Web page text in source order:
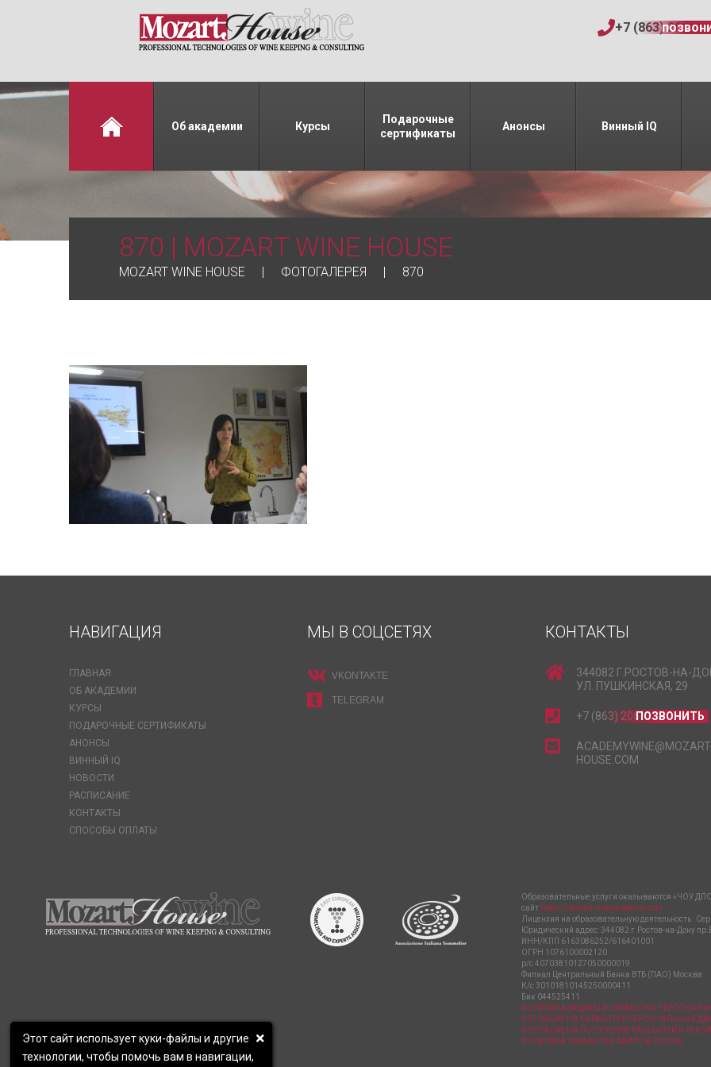
+7 (863) 206-
Об академии Курсы
Подарочные
сертификаты
Анонсы Винный IQ
870 | MOZART WINE HOUSE
MOZART WINE HOUSE ФОТОГАЛЕРЕЯ 870
НАВИГАЦИЯ
ГЛАВНАЯ
ОБ АКАДЕМИИ
КУРСЫ
ПОДАРОЧНЫЕ СЕРТИФИКАТЫ
АНОНСЫ
ВИННЫЙ IQ
НОВОСТИ
РАСПИСАНИЕ
КОНТАКТЫ
СПОСОБЫ ОПЛАТЫ
МЫ В СОЦСЕТЯХ
VKONTAKTE
TELEGRAM
КОНТАКТЫ
344082 Г.РОСТОВ-НА-
УЛ. ПУШКИНСКАЯ, 29
+7 (863) 206-15-15
ПОЗВОНИТЬ
HOUSE.COM
Образовательные услуги оказываются «ЧОУ
сайт https://mozart-wineacademy.com
Лицензия на образовательную деятельность :
Юридический адрес: 344082 г.Ростов-на-Дону
ИНН/КПП 6163086252/616401001
ОГРН 1076100002120
р/с 40703810127050000019
Филиал Центральный Банка ВТБ (ПАО) Москва
К/с 30101810145250000411
Бик 044525411
ПОЛИТИКА ЗАЩИТЫ И ОБРАБОТКИ
СОГЛАСИЕ НА ОБРАБОТКУ ПЕРСОНАЛЬНЫХ
СОГЛАСИЕ НА ПОЛУЧЕНИЕ РАССЫЛКИ И
ПОЛИТИКА ОБРАБОТКИ ФАЙЛОВ COOKIE
Этот сайт использует куки-файлы и другие
технологии, чтобы помочь вам в навигации,